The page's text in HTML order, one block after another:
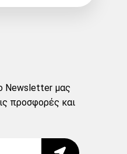
Newsletter μας
προσφορές και